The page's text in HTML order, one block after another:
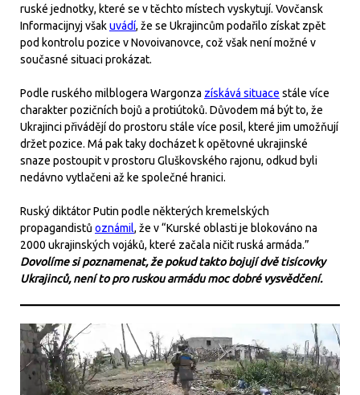
ruské jednotky, které se v těchto místech vyskytují. Vovčansk
Informacijnyj všakuvádí, že se Ukrajincům podařilo získat zpět
pod kontrolu pozice v Novoivanovce, což však není možné v
současné situaci prokázat.
Podle ruského milblogera Wargonza získává situace stále více
charakter pozičních bojů a protiútoků. Důvodem má být to, že
Ukrajinci přivádějí do prostoru stále více posil, které jim umožňují
držet pozice. Má pak taky docházet k opětovné ukrajinské
snaze postoupit v prostoru Gluškovského rajonu, odkud byli
nedávno vytlačeni až ke společné hranici.
Ruský diktátor Putin podle některých kremelských
propagandistů oznámil, že v “Kurské oblasti je blokováno na
2000 ukrajinských vojáků, které začala ničit ruská armáda.”
Dovolíme si poznamenat, že pokud takto bojují dvě tisícovky
Ukrajinců, není to pro ruskou armádu moc dobré vysvědčení.